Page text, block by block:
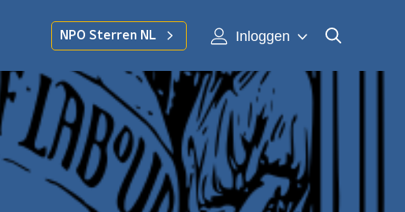
NPO Sterren NL Inloggen